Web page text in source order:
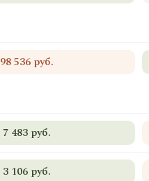
98 536 руб.
7 483 руб.
3 106 руб.